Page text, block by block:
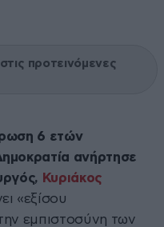
προτεινόμενες
6 ετών
ανήρτησε
Κυριάκος
«εξίσου
εμπιστοσύνη των